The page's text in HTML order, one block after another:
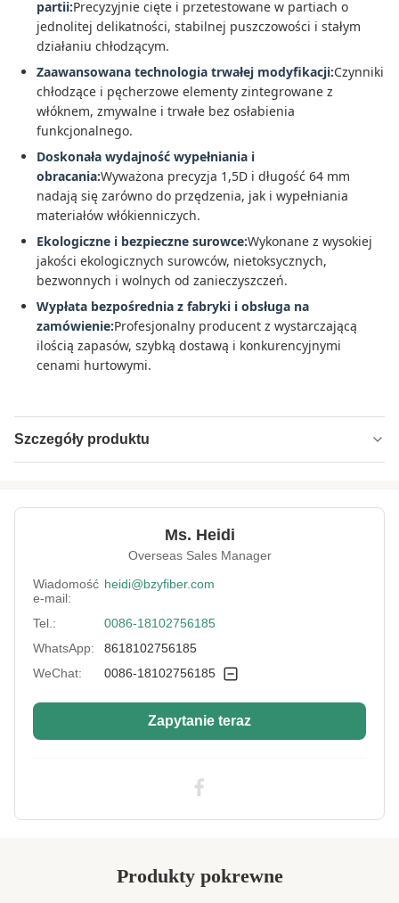
partii:Precyzyjnie cięte i przetestowane w partiach o
jednolitej delikatności, stabilnej puszczowości i stałym
działaniu chłodzącym.
Zaawansowana technologia trwałej modyfikacji:Czynniki
chłodzące i pęcherzowe elementy zintegrowane z
włóknem, zmywalne i trwałe bez osłabienia
funkcjonalnego.
Doskonała wydajność wypełniania i
obracania:Wyważona precyzja 1,5D i długość 64 mm
nadają się zarówno do przędzenia, jak i wypełniania
materiałów włókienniczych.
Ekologiczne i bezpieczne surowce:Wykonane z wysokiej
jakości ekologicznych surowców, nietoksycznych,
bezwonnych i wolnych od zanieczyszczeń.
Wypłata bezpośrednia z fabryki i obsługa na
zamówienie:Profesjonalny producent z wystarczającą
ilością zapasów, szybką dostawą i konkurencyjnymi
cenami hurtowymi.
Szczegóły produktu
Specification: 1,5D*64mm
Rodzinny
Color: Biały
Ms. Heidi
Overseas Sales Manager
Wiadomość
e-mail:
heidi@bzyfiber.com
Tel.:
0086-18102756185
WhatsApp:
8618102756185
WeChat:
0086-18102756185
Zapytanie teraz
Produkty pokrewne